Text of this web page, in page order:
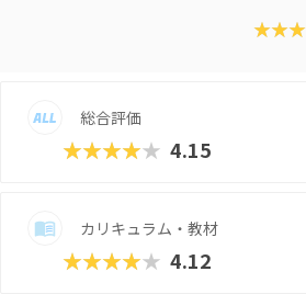
も高く、実際にスマホ
総合評価
★★★★★ 4.15
カリキュラム・教材
★★★★★ 4.12